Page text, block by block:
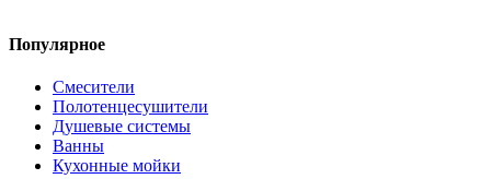
Популярное
Смесители
Полотенцесушители
Душевые системы
Ванны
Кухонные мойки